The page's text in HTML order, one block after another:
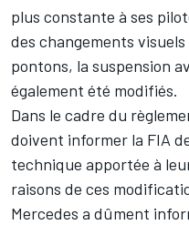
plus constante à ses
des changements
pontons, la suspension
également été modifiés.
Dans le cadre du
doivent informer la FIA
technique apportée à
raisons de ces
Mercedes a dûment